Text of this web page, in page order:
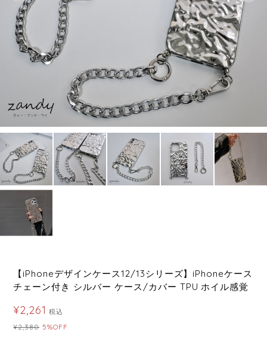
【iPhoneデザインケース12/13シリーズ】iPhoneケース
チェーン付き シルバー ケース/カバー TPU ホイル感覚
¥2,261 税込
¥2,380 5%OFF